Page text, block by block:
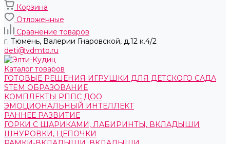
Корзина
Отложенные
Сравнение товаров
г. Тюмень, ​Валерии Гнаровской, д.12 к.4/2
deti@vdmto.ru
Каталог товаров
ГОТОВЫЕ РЕШЕНИЯ ИГРУШКИ ДЛЯ ДЕТСКОГО САДА
STEM ОБРАЗОВАНИЕ
КОМПЛЕКТЫ РППС ДОО
ЭМОЦИОНАЛЬНЫЙ ИНТЕЛЛЕКТ
РАННЕЕ РАЗВИТИЕ
ГОРКИ С ШАРИКАМИ, ЛАБИРИНТЫ, ВКЛАДЫШИ
ШНУРОВКИ, ЦЕПОЧКИ